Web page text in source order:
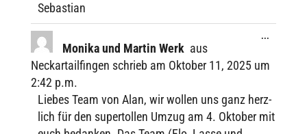
Sebastian
Monika und Martin Werk aus
Neckartailfingen schrieb am Okto­ber 11, 2025 um
2:42 p.m.
Liebes Team von Alan, wir wollen uns ganz herz­
lich für den super­tol­len Umzug am 4. Okto­ber mit
...